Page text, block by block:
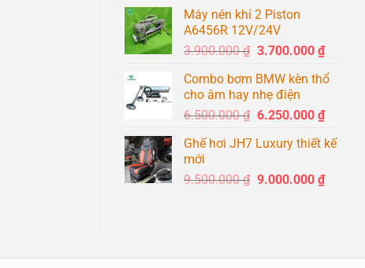
Máy nén khí 2 Piston
A6456R 12V/24V
3.900.000₫ Giá
là:
3.900.000 ₫.
3.700.000 ₫Giá
tại
Combo bơm BMW kèn thổ
cho âm hay nhẹ điện
6.500.000₫ Giá
là:
6.250.000 ₫Giá
tại
Ghế hơi JH7 Luxury thiết kế
mới
9.500.000₫ Giá
9.000.000 ₫Giá